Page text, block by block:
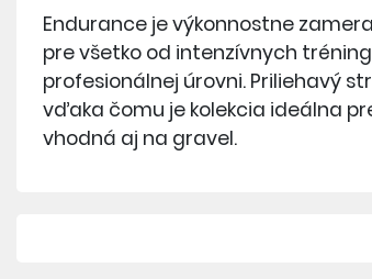
Endurance je výkonnostne
pre všetko od intenzívnych
profesionálnej úrovni. Priliehavý
vďaka čomu je kolekcia ideálna
vhodná aj na gravel.